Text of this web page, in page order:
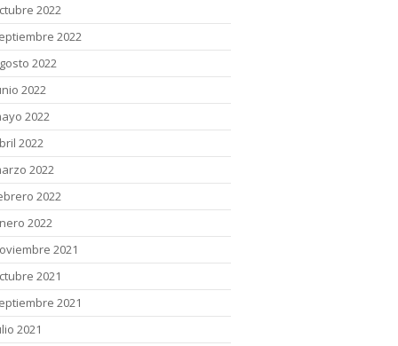
2022
2022
2022
2022
2022
2022
2022
2022
2022
2021
2021
2021
2021